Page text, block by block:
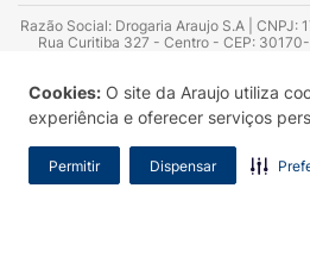
Cookies: O site da Araujo utiliza
experiência e oferecer serviços
Permitir Dispensar
Razão Social: Drogaria Araujo S.A | CNPJ:
Rua Curitiba 327 - Centro - CEP:
Azevedo Guimarães – CRF 10.965 |
Consultor substituto: Thiago Aguiar
Sanitário: 2025020713 | Autorização de